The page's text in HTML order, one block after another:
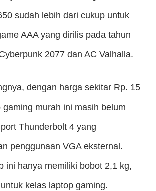
sudah lebih dari cukup untuk
AAA yang dirilis pada tahun
2077 dan AC Valhalla.
dengan harga sekitar Rp. 15
gaming murah ini masih belum
Thunderbolt 4 yang
penggunaan VGA eksternal.
ini hanya memiliki bobot 2,1 kg,
kelas laptop gaming.